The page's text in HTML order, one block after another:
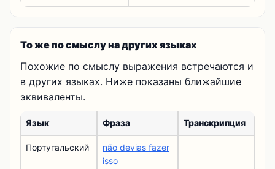
То же по смыслу на других языках
Похожие по смыслу выражения встречаются и
в других языках. Ниже показаны ближайшие
эквиваленты.
Язык Фраза Транскрипция
Португальский
não devias fazer
isso